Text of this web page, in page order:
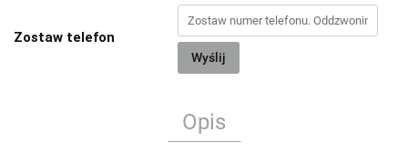
Zostaw telefon
Wyślij
Opis